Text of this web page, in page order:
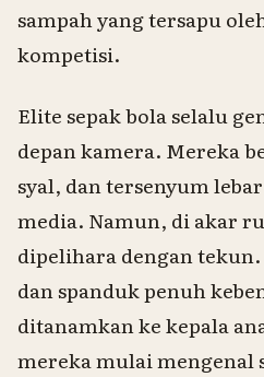
sampah yang tersapu
kompetisi.
Elite sepak bola selalu
depan kamera. Mereka
syal, dan tersenyum
media. Namun, di akar
dipelihara dengan
dan spanduk penuh
ditanamkan ke kepala
mereka mulai mengenal